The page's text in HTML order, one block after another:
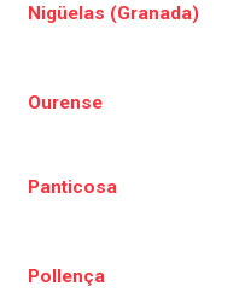
Nigüelas (Granada)
Ourense
Panticosa
Pollença